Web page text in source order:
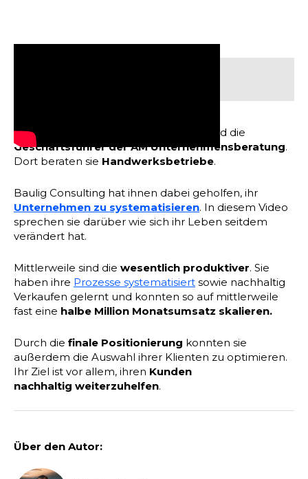
Über den Autor:
Marvin Flenche & Alexander Thieme sind die
Geschäftsführer der AM Unternehmensberatung.
Dort beraten sie Handwerksbetriebe.
Baulig Consulting hat ihnen dabei geholfen, ihr
Unternehmen zu systematisieren. In diesem Video
sprechen sie darüber wie sich ihr Leben seitdem
verändert hat.
Mittlerweile sind die wesentlich produktiver. Sie
haben ihre Prozesse systematisiert sowie nachhaltig
Verkaufen gelernt und konnten so auf mittlerweile
fast eine halbe Million Monatsumsatz skalieren.
Durch die finale Positionierung konnten sie
außerdem die Auswahl ihrer Klienten zu optimieren.
Ihr Ziel ist vor allem, ihren Kunden
nachhaltig weiterzuhelfen.